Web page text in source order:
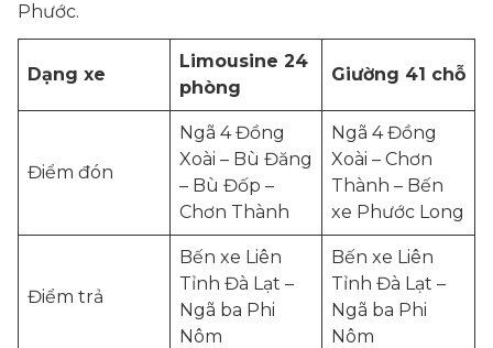
Phước.
Dạng xe
Limousine 24
phòng
Giường 41 chỗ
Điểm đón
Ngã 4 Đồng
Xoài – Bù Đăng
– Bù Đốp –
Chơn Thành
Ngã 4 Đồng
Xoài – Chơn
Thành – Bến
xe Phước Long
Điểm trả
Bến xe Liên
Tỉnh Đà Lạt –
Ngã ba Phi
Nôm
Bến xe Liên
Tỉnh Đà Lạt –
Ngã ba Phi
Nôm